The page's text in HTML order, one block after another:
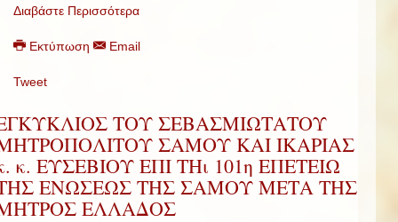
Διαβάστε Περισσότερα
Εκτύπωση Email
Tweet
ΤΟΥ ΣΕΒΑΣΜΙΩΤΑΤΟΥ
ΣΑΜΟΥ ΚΑΙ ΙΚΑΡΙΑΣ
κ. ΕΥΣΕΒΙΟΥ ΕΠΙ ΤΗι 101η ΕΠΕΤΕΙΩ
ΕΝΩΣΕΩΣ ΤΗΣ ΣΑΜΟΥ ΜΕΤΑ ΤΗΣ
ΕΛΛΑΔΟΣ